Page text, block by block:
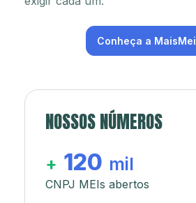
Conheça a MaisMei
NOSSOS NÚMEROS
+ 120 mil
CNPJ MEIs abertos